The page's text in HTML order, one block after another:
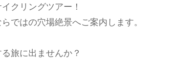
クリングツアー！
ではの穴場絶景へご案内します。
旅に出ませんか？